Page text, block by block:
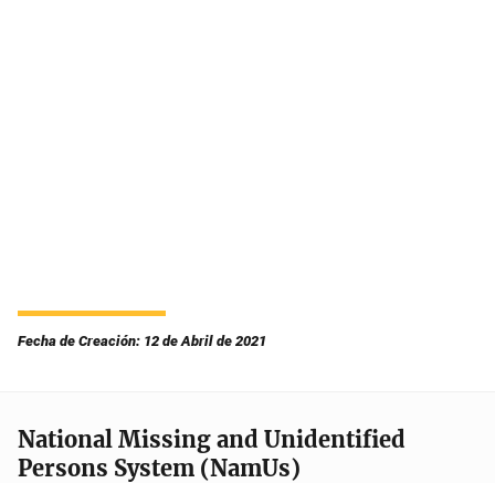
Fecha de Creación: 12 de Abril de 2021
National Missing and Unidentified
Persons System (NamUs)